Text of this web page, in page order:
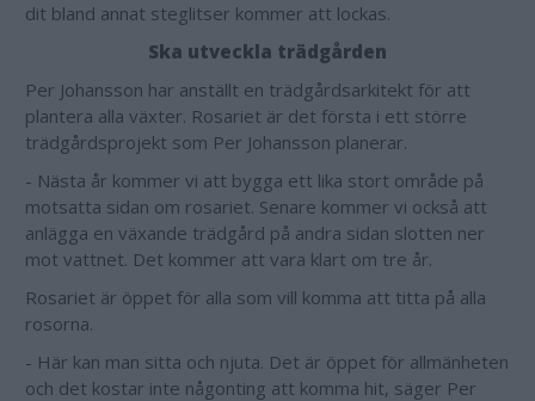
dit bland annat steglitser kommer att lockas.
Ska utveckla trädgården
Per Johansson har anställt en trädgårdsarkitekt för att
plantera alla växter. Rosariet är det första i ett större
trädgårdsprojekt som Per Johansson planerar.
- Nästa år kommer vi att bygga ett lika stort område på
motsatta sidan om rosariet. Senare kommer vi också att
anlägga en växande trädgård på andra sidan slotten ner
mot vattnet. Det kommer att vara klart om tre år.
Rosariet är öppet för alla som vill komma att titta på alla
rosorna.
- Här kan man sitta och njuta. Det är öppet för allmänheten
och det kostar inte någonting att komma hit, säger Per